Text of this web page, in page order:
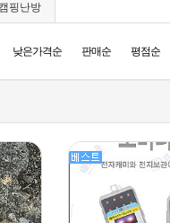
7 of
10 how
캠핑난방
낮은가격순 판매순 평점순